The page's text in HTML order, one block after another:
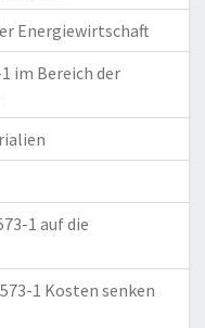
Energiewirtschaft
im Bereich der
1 auf die
1 Kosten senken